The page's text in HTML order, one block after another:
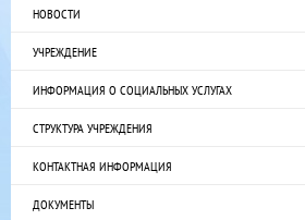
НОВОСТИ
УЧРЕЖДЕНИЕ
ИНФОРМАЦИЯ О СОЦИАЛЬНЫХ УСЛУГАХ
СТРУКТУРА УЧРЕЖДЕНИЯ
КОНТАКТНАЯ ИНФОРМАЦИЯ
ДОКУМЕНТЫ